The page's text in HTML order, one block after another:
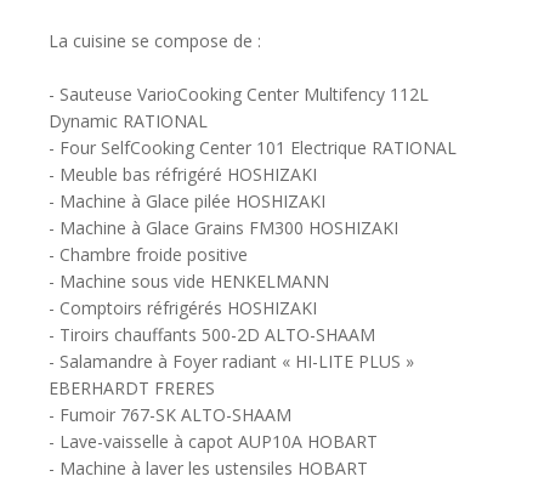
La cuisine se compose de :
- Sauteuse VarioCooking Center Multifency 112L
Dynamic RATIONAL
- Four SelfCooking Center 101 Electrique RATIONAL
- Meuble bas réfrigéré HOSHIZAKI
- Machine à Glace pilée HOSHIZAKI
- Machine à Glace Grains FM300 HOSHIZAKI
- Chambre froide positive
- Machine sous vide HENKELMANN
- Comptoirs réfrigérés HOSHIZAKI
- Tiroirs chauffants 500-2D ALTO-SHAAM
- Salamandre à Foyer radiant « HI-LITE PLUS »
EBERHARDT FRERES
- Fumoir 767-SK ALTO-SHAAM
- Lave-vaisselle à capot AUP10A HOBART
- Machine à laver les ustensiles HOBART